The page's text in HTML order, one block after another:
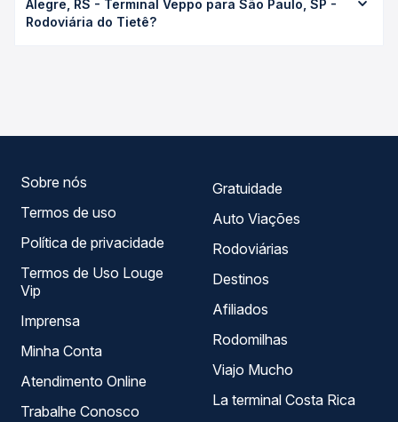
custa em média R$ 356,83 e varia conforme a data da
viagem, a empresa, o tipo de poltrona e a antecedência
Alegre, RS - Terminal Veppo para São Paulo, SP -
Rodoviária do Tietê?
escolhe a que melhor se encaixa na sua viagem.
Sobre nós
Termos de uso
Política de privacidade
Termos de Uso Louge
Vip
Imprensa
Minha Conta
Atendimento Online
Trabalhe Conosco
Gratuidade
Auto Viações
Rodoviárias
Destinos
Afiliados
Rodomilhas
Viajo Mucho
La terminal Costa Rica